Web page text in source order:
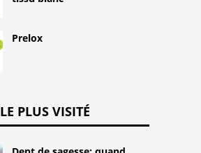
Prelox
LE PLUS VISITÉ